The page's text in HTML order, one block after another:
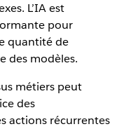
L’IA est
pour
quantité de
des modèles.
métiers peut
des
actions récurrentes